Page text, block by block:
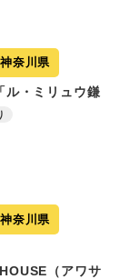
神奈川県
ル・ミリュウ鎌
神奈川県
（アワサ